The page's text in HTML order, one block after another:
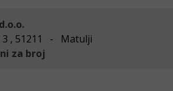
3 , 51211 - Matulji
za broj